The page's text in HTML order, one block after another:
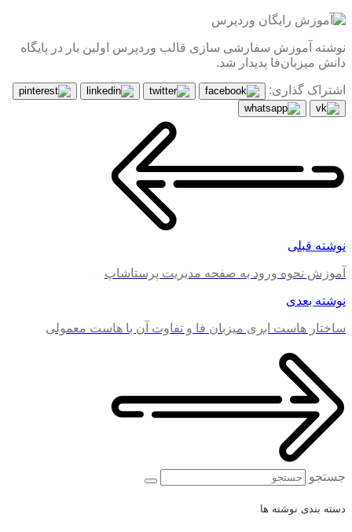
نوشته آموزش سفارشی سازی قالب وردپرس اولین بار در پایگاه
دانش میزبان‌فا پدیدار شد.
اشتراک گذاری:
نوشته قبلی
آموزش نحوه ورود به صفحه مدیریت پرستاشاپ
نوشته بعدی
ساختار هاست ابری میزبان فا و تفاوت آن با هاست معمولی
جستجو
دسته بندی نوشته ها